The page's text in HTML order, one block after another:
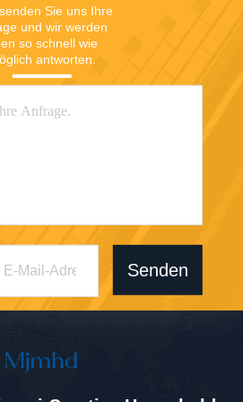
Sie uns Ihre
und wir werden
so schnell wie
antworten.
Senden